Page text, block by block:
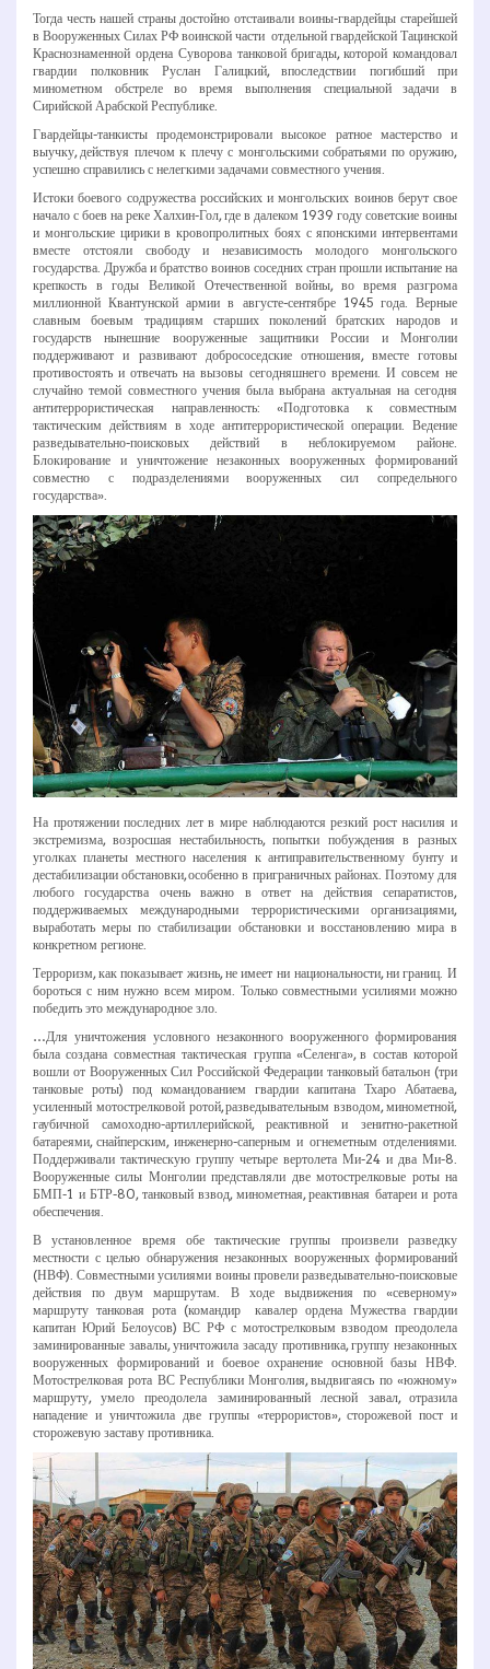
Тогда честь нашей страны достойно отстаивали воины-­гвардейцы старейшей
в Вооруженных Силах РФ воинской части ­ отдельной гвардейской Тацинской
Краснознаменной ордена Суворова танковой бригады, которой командовал
гвардии полковник Руслан Галицкий, впоследствии погибший при
минометном обстреле во время выполнения специальной задачи в
Сирийской Арабской Республике.
Гвардейцы-­танкисты продемонстрировали высокое ратное мастерство и
выучку, действуя плечом к плечу с монгольскими собратьями по оружию,
успешно справились с нелегкими задачами совместного учения.
Истоки боевого содружества российских и монгольских воинов берут свое
начало с боев на реке Халхин-­Гол, где в далеком 1939 году советские воины
и монгольские цирики в кровопролитных боях с японскими интервентами
вместе отстояли свободу и независимость молодого монгольского
государства. Дружба и братство воинов соседних стран прошли испытание на
крепкость в годы Великой Отечественной войны, во время разгрома
миллионной Квантунской армии в августе­-сентябре 1945 года. Верные
славным боевым традициям старших поколений братских народов и
государств нынешние вооруженные защитники России и Монголии
поддерживают и развивают добрососедские отношения, вместе готовы
противостоять и отвечать на вызовы сегодняшнего времени. И совсем не
случайно темой совместного учения была выбрана актуальная на сегодня
антитеррористическая направленность: «Подготовка к совместным
тактическим действиям в ходе антитеррористической операции. Ведение
разведывательно­-поисковых действий в неблокируемом районе.
Блокирование и уничтожение незаконных вооруженных формирований
совместно с подразделениями вооруженных сил сопредельного
государства».
На протяжении последних лет в мире наблюдаются резкий рост насилия и
экстремизма, возросшая нестабильность, попытки побуждения в разных
уголках планеты местного населения к антиправительственному бунту и
дестабилизации обстановки, особенно в приграничных районах. Поэтому для
любого государства очень важно в ответ на действия сепаратистов,
поддерживаемых международными террористическими организациями,
выработать меры по стабилизации обстановки и восстановлению мира в
конкретном регионе.
Терроризм, как показывает жизнь, не имеет ни национальности, ни границ. И
бороться с ним нужно всем миром. Только совместными усилиями можно
победить это международное зло.
…Для уничтожения условного незаконного вооруженного формирования
была создана совместная тактическая группа «Селенга», в состав которой
вошли от Вооруженных Сил Российской Федерации танковый батальон (три
танковые роты) под командованием гвардии капитана Тхаро Абатаева,
усиленный мотострелковой ротой, разведывательным взводом, минометной,
гаубичной самоходно­-артиллерийской, реактивной и зенитно­-ракетной
батареями, снайперским, инженерно­-саперным и огнеметным отделениями.
Поддерживали тактическую группу четыре вертолета Ми­-24 и два Ми­-8.
Вооруженные силы Монголии представляли две мотострелковые роты на
БМП­-1 и БТР­-80, танковый взвод, минометная, реактивная батареи и рота
обеспечения.
В установленное время обе тактические группы произвели разведку
местности с целью обнаружения незаконных вооруженных формирований
(НВФ). Совместными усилиями воины провели разведывательно-­поисковые
действия по двум маршрутам. В ходе выдвижения по «северному»
маршруту танковая рота (командир ­ кавалер ордена Мужества гвардии
капитан Юрий Белоусов) ВС РФ с мотострелковым взводом преодолела
заминированные завалы, уничтожила засаду противника, группу незаконных
вооруженных формирований и боевое охранение основной базы НВФ.
Мотострелковая рота ВС Республики Монголия, выдвигаясь по «южному»
маршруту, умело преодолела заминированный лесной завал, отразила
нападение и уничтожила две группы «террористов», сторожевой пост и
сторожевую заставу противника.